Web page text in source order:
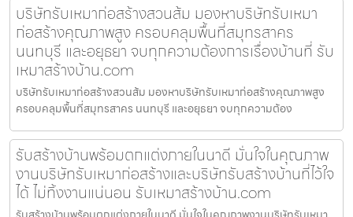
บริษัทรับเหมาก่อสร้างสวนส้ม มองหาบริษัทรับเหมา
ก่อสร้างคุณภาพสูง ครอบคลุมพื้นที่สมุทรสาคร
นนทบุรี และอยุธยา จบทุกความต้องการเรื่องบ้านที่ รับ
เหมาสร้างบ้าน.com
บริษัทรับเหมาก่อสร้างสวนส้ม มองหาบริษัทรับเหมาก่อสร้างคุณภาพสูง
ครอบคลุมพื้นที่สมุทรสาคร นนทบุรี และอยุธยา จบทุกความต้อง
รับสร้างบ้านพร้อมตกแต่งภายในนาดี มั่นใจในคุณภาพ
งานบริษัทรับเหมาก่อสร้างและบริษัทรับสร้างบ้านที่ไว้ใจ
ได้ ไม่ทิ้งงานแน่นอน รับเหมาสร้างบ้าน.com